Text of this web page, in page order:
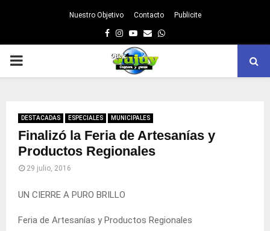
Nuestro Objetivo Contacto Publicite
Facebook
Instagram
Youtube
EmailWhatsapp
PRIMARY
DESTACADAS ESPECIALES MUNICIPALES
Finalizó la Feria de Artesanías y
Productos Regionales
29 julio, 2016
UN CIERRE A PURO BRILLO
Feria de Artesanías y Productos Regionales